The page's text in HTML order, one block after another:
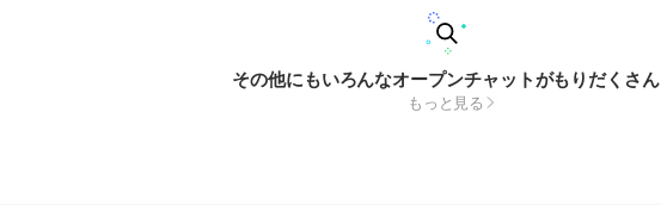
その他にもいろんなオープンチャットがもりだくさん
もっと見る